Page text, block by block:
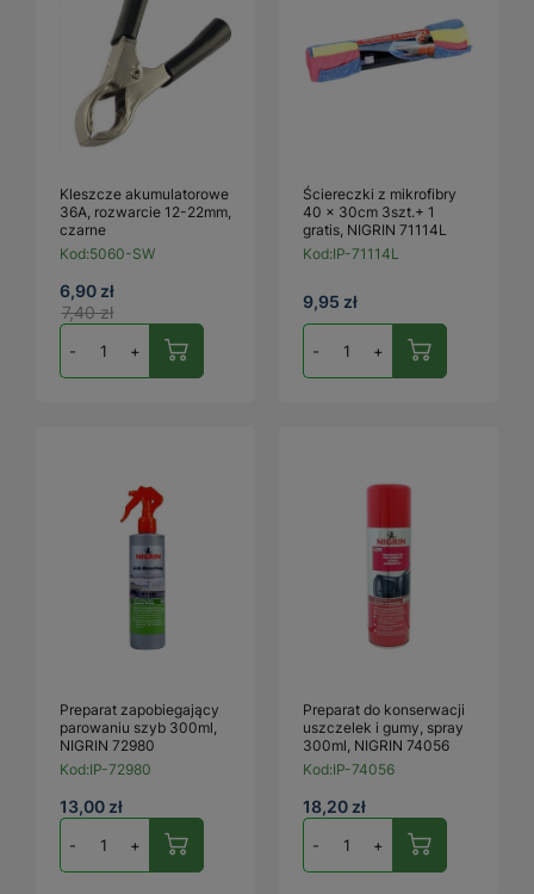
Kleszcze akumulatorowe
36A, rozwarcie 12-22mm,
czarne
Kod:5060-SW
7,40 zł
6,90 zł
- +
Ściereczki z mikrofibry
40 x 30cm 3szt.+ 1
gratis, NIGRIN 71114L
Kod:IP-71114L
9,95 zł
- +
Preparat zapobiegający
parowaniu szyb 300ml,
NIGRIN 72980
Kod:IP-72980
13,00 zł
- +
Preparat do konserwacji
uszczelek i gumy, spray
300ml, NIGRIN 74056
Kod:IP-74056
18,20 zł
- +